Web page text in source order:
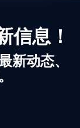
信息！
新动态、